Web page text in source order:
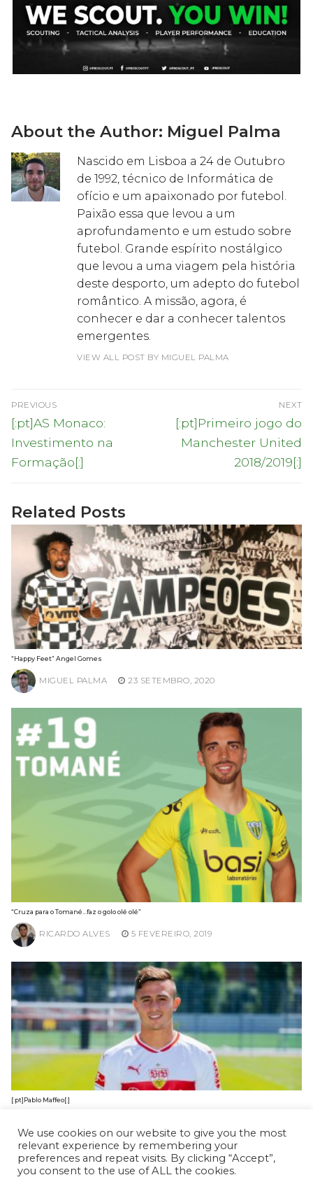
About the Author: Miguel Palma
Nascido em Lisboa a 24 de Outubro
de 1992, técnico de Informática de
ofício e um apaixonado por futebol.
Paixão essa que levou a um
aprofundamento e um estudo sobre
futebol. Grande espírito nostálgico
que levou a uma viagem pela história
deste desporto, um adepto do futebol
romântico. A missão, agora, é
conhecer e dar a conhecer talentos
emergentes.
VIEW ALL POST BY MIGUEL PALMA
Navegação
de
artigos
PREVIOUS
Previous
post:
[:pt]AS Monaco:
Investimento na
Formação[:]
NEXT
Next
post:
[:pt]Primeiro jogo do
Manchester United
2018/2019[:]
Related Posts
“Happy Feet” Angel Gomes
MIGUEL PALMA 23 SETEMBRO, 2020
“Cruza para o Tomané…faz o golo olé olé”
RICARDO ALVES 5 FEVEREIRO, 2019
[:pt]Pablo Maffeo[:]
We use cookies on our website to give you the most
relevant experience by remembering your
preferences and repeat visits. By clicking “Accept”,
you consent to the use of ALL the cookies.